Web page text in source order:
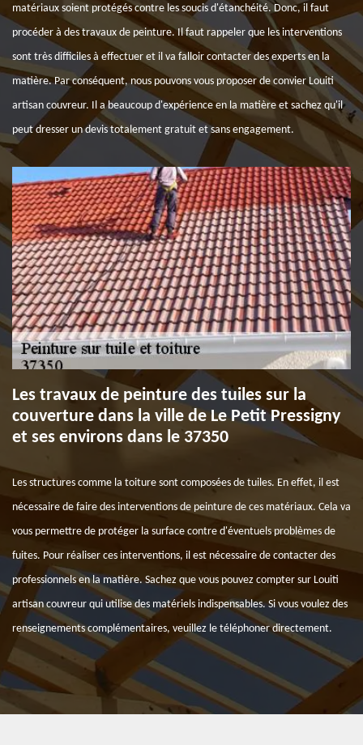
matériaux soient protégés contre les soucis d'étanchéité. Donc, il faut
procéder à des travaux de peinture. Il faut rappeler que les interventions
sont très difficiles à effectuer et il va falloir contacter des experts en la
matière. Par conséquent, nous pouvons vous proposer de convier Louiti
artisan couvreur. Il a beaucoup d'expérience en la matière et sachez qu'il
peut dresser un devis totalement gratuit et sans engagement.
Les travaux de peinture des tuiles sur la
couverture dans la ville de Le Petit Pressigny
et ses environs dans le 37350
Les structures comme la toiture sont composées de tuiles. En effet, il est
nécessaire de faire des interventions de peinture de ces matériaux. Cela va
vous permettre de protéger la surface contre d'éventuels problèmes de
fuites. Pour réaliser ces interventions, il est nécessaire de contacter des
professionnels en la matière. Sachez que vous pouvez compter sur Louiti
artisan couvreur qui utilise des matériels indispensables. Si vous voulez des
renseignements complémentaires, veuillez le téléphoner directement.